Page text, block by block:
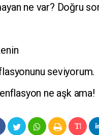
ne var? Doğru
seviyorum.
ne aşk ama!